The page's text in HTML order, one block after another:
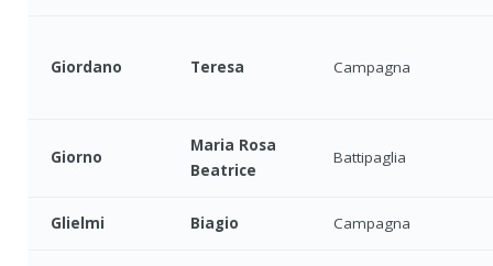
Giordano Teresa Campagna
Giorno
Maria Rosa
Beatrice
Battipaglia
Glielmi Biagio Campagna